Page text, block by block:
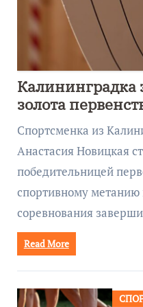
Калининградка
золота
метанию ножа
Спортсменка из
Анастасия Новицкая
победительницей
спортивному
соревнования
Read More